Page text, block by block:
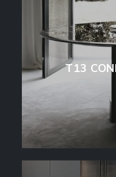
T13